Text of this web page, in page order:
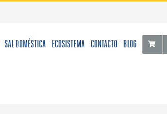
SAL DOMÉSTICA ECOSISTEMA CONTACTO BLOG